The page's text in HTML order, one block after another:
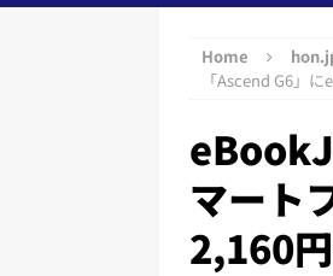
Home
「Ascend G6」
マート
2,160